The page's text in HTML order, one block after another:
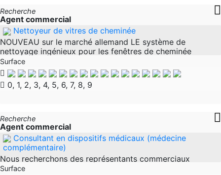
Recherche
Agent commercial
Nettoyeur de vitres de cheminée
NOUVEAU sur le marché allemand LE système de
nettoyage ingénieux pour les fenêtres de cheminée
fuligineuse - plus efficace que tout ce que le marché a à
offrir. Toutes les informations
Surface
0, 1, 2, 3, 4, 5, 6, 7, 8, 9
Recherche
Agent commercial
Consultant en dispositifs médicaux (médecine
complémentaire)
Nous recherchons des représentants commerciaux
indépendants pour la région 1xx. Notre société
Surface